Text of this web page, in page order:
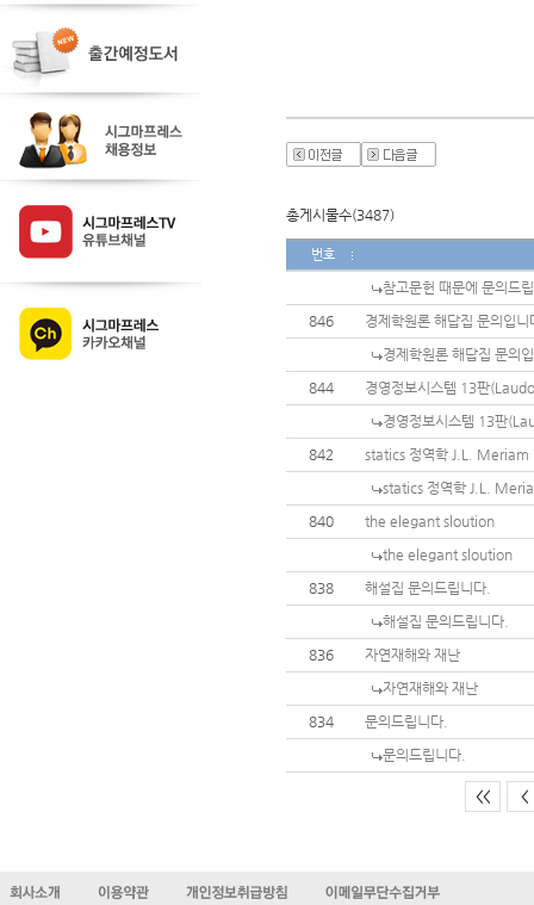
총게시물수(3487)
번호
참고문헌 때문에 문의드
846
경제학원론 해답집 문의입니
경제학원론 해답집 문의
844
경영정보시스템 13판
경영정보시스템 13판
842
statics 정역학 J.L. Meriam
statics 정역학 J.L.
840
the elegant sloution
the elegant sloution
838
해설집 문의드립니다.
해설집 문의드립니다.
836
자연재해와 재난
자연재해와 재난
834
문의드립니다.
문의드립니다.
<< <